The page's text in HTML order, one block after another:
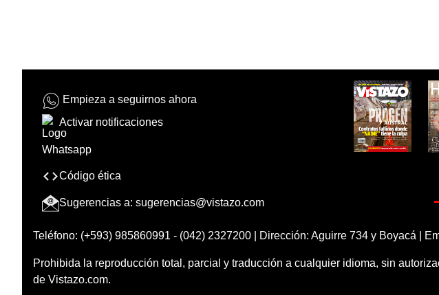
Empieza a seguirnos ahora
Activar notificaciones
Código ética
Sugerencias a: sugerencias@vistazo.com
Teléfono: (+593) 985860991 - (042) 2327200 | Dirección: Aguirre 734 y Boyacá |
Prohibida la reproducción total, parcial y traducción a cualquier idioma, sin
de Vistazo.com.